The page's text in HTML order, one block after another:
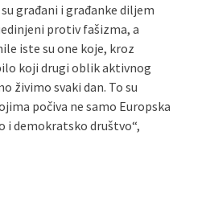
građani i građanke diljem
protiv fašizma, a
iste su one koje, kroz
koji drugi oblik aktivnog
živimo svaki dan. To su
počiva ne samo Europska
i demokratsko društvo“,